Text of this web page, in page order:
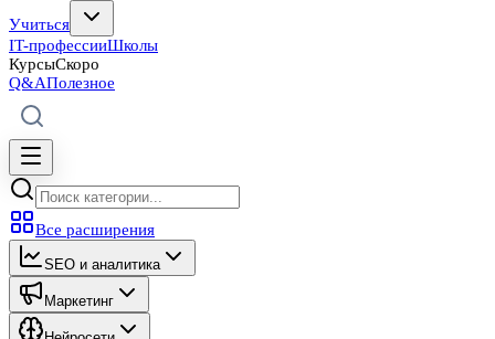
Учиться
IT-профессииШколы
КурсыСкоро
Q&AПолезное
Все расширения
SEO и аналитика
Маркетинг